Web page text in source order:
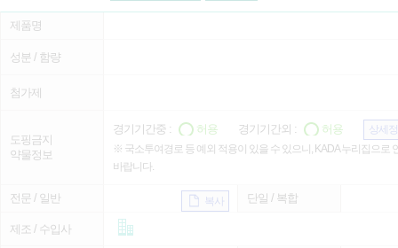
제품명
성분 / 함량
첨가제
도핑금지
약물정보
경기기간중 : 허용 경기기간외 : 허용
상세
※ 국소투여경로 등 예외 적용이 있을 수 있으니, KADA 누리집으로
바랍니다.
전문 / 일반 복사 단일 / 복합
제조 / 수입사